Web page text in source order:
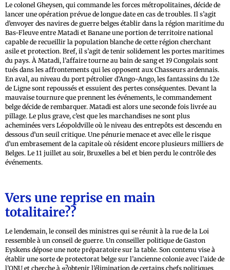
Le colonel Gheysen, qui commande les forces métropolitaines, décide de
lancer une opération prévue de longue date en cas de troubles. Il s’agit
d’envoyer des navires de guerre belges établir dans la région maritime du
Bas-Fleuve entre Matadi et Banane une portion de territoire national
capable de recueillir la population blanche de cette région cherchant
asile et protection. Bref, il s’agit de tenir solidement les portes maritimes
du pays. À Matadi, l’affaire tourne au bain de sang et 19 Congolais sont
tués dans les affrontements qui les opposent aux Chasseurs ardennais.
En aval, au niveau du port pétrolier d’Ango-Ango, les fantassins du 12e
de Ligne sont repoussés et essuient des pertes conséquentes. Devant la
mauvaise tournure que prennent les événements, le commandement
belge décide de rembarquer. Matadi est alors une seconde fois livrée au
pillage. Le plus grave, c’est que les marchandises ne sont plus
acheminées vers Léopoldville où le niveau des entrepôts est descendu en
dessous d’un seuil critique. Une pénurie menace et avec elle le risque
d’un embrasement de la capitale où résident encore plusieurs milliers de
Belges. Le 11 juillet au soir, Bruxelles a bel et bien perdu le contrôle des
événements.
Vers une reprise en main
totalitaire??
Le lendemain, le conseil des ministres qui se réunit à la rue de la Loi
ressemble à un conseil de guerre. Un conseiller politique de Gaston
Eyskens dépose une note préparatoire sur la table. Son contenu vise à
établir une sorte de protectorat belge sur l’ancienne colonie avec l’aide de
l’ONU et cherche à «?obtenir l’élimination de certains chefs politiques